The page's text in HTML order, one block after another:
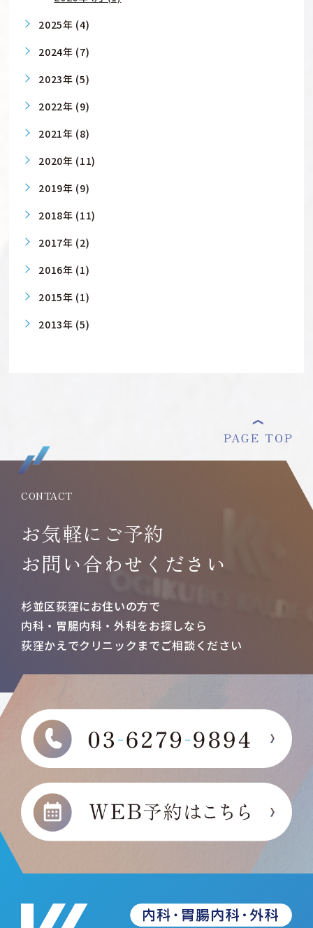
2025年 (4)
2024年 (7)
2023年 (5)
2022年 (9)
2021年 (8)
2020年 (11)
2019年 (9)
2018年 (11)
2017年 (2)
2016年 (1)
2015年 (1)
2013年 (5)
CONTACT
お気軽にご予約
お問い合わせください
杉並区荻窪にお住いの方で
内科・胃腸内科・外科をお探しなら
荻窪かえでクリニックまでご相談ください